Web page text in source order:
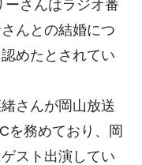
ーさんはラジオ番
んとの結婚につ
めたとされてい
さんが岡山放送
を務めており、岡
スト出演してい